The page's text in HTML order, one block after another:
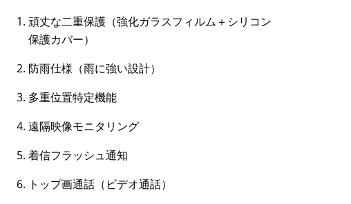
頑丈な二重保護（強化ガラスフィルム＋シリコン
保護カバー）
防雨仕様（雨に強い設計）
多重位置特定機能
遠隔映像モニタリング
着信フラッシュ通知
トップ画通話（ビデオ通話）